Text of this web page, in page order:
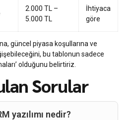
2.000 TL –
5.000 TL
İhtiyaca
göre
güncel piyasa koşullarına ve
bu tablonun sadece
olduğunu belirtiriz.
Sorular
yazılımı nedir?